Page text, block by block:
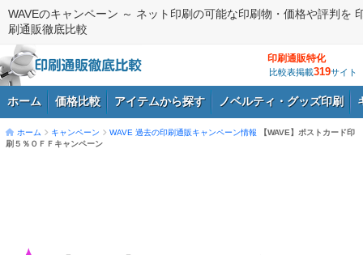
WAVEのキャンペーン ～ ネット印刷の可能な印刷物・価格や評判を
刷通販徹底比較
印刷通販特化
比較表掲載319サイト
ホーム 価格比較 アイテムから探す ノベルティ・グッズ印刷
ホーム キャンペーン WAVE 過去の印刷通販キャンペーン情報
【WAVE】ポストカード印
刷５％ＯＦＦキャンペーン